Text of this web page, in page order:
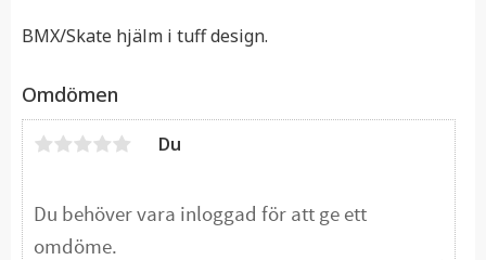
BMX/Skate hjälm i tuff design.
Omdömen
Du